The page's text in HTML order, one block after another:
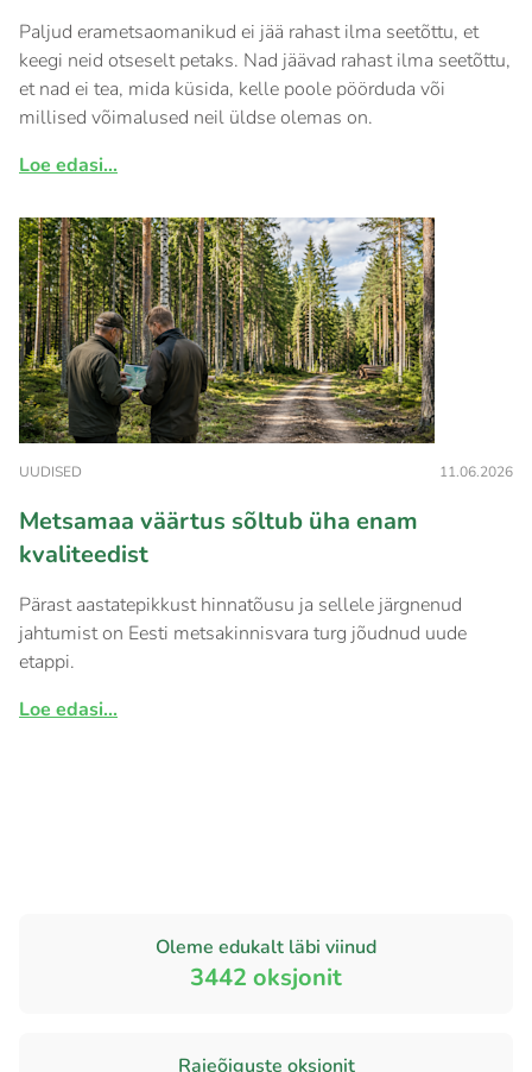
Paljud erametsaomanikud ei jää rahast ilma seetõttu, et
keegi neid otseselt petaks. Nad jäävad rahast ilma seetõttu,
et nad ei tea, mida küsida, kelle poole pöörduda või
millised võimalused neil üldse olemas on.
Loe edasi...
UUDISED 11.06.2026
Metsamaa väärtus sõltub üha enam
kvaliteedist
Pärast aastatepikkust hinnatõusu ja sellele järgnenud
jahtumist on Eesti metsakinnisvara turg jõudnud uude
etappi.
Loe edasi...
Oleme edukalt läbi viinud
3442 oksjonit
Raieõiguste oksjonit